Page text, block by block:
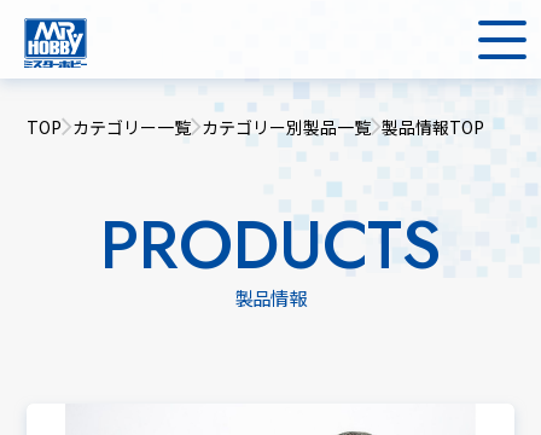
TOP カテゴリー一覧 カテゴリー別製品一覧 製品情報TOP
PRODUCTS
製品情報